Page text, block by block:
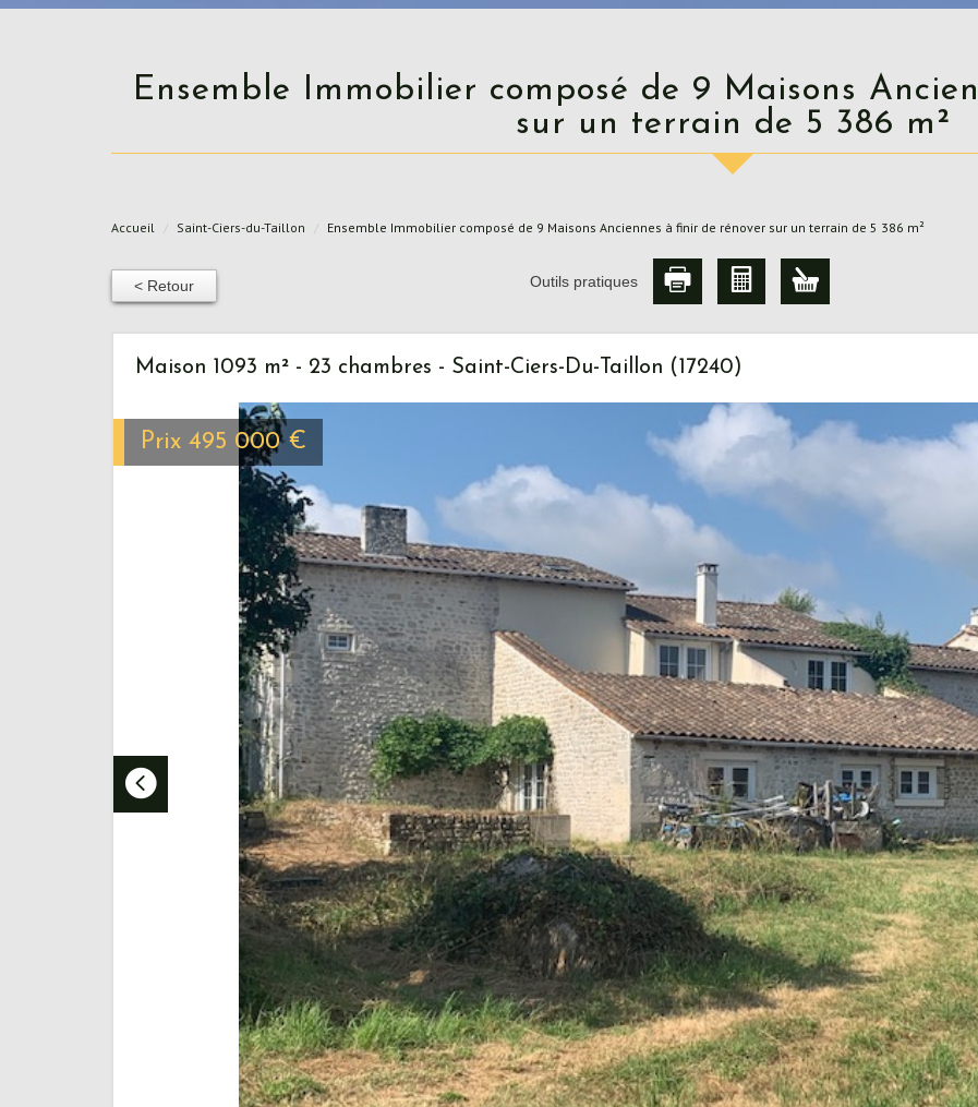
Ensemble Immobilier composé de 9 Maisons Anciennes à finir de rénover
sur un terrain de 5 386 m²
Accueil Saint-Ciers-du-Taillon Ensemble Immobilier composé de 9 Maisons Anciennes à finir de rénover sur un terrain de 5 386 m²
< Retour Outils pratiques
Maison 1093 m² - 23 chambres - Saint-Ciers-Du-Taillon (17240)
Prix 495 000 €